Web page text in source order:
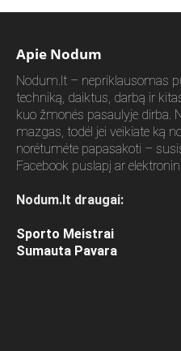
Apie Nodum
Nodum.lt – nepriklausomas
techniką, daiktus, darbą ir
kuo žmonės pasaulyje dirba.
mazgas, todėl jei veikiate ką
norėtumėte papasakoti –
Facebook puslapį ar
Nodum.lt draugai:
Sporto Meistrai
Sumauta Pavara